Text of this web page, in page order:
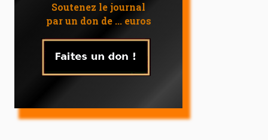
Soutenez le journal
par un don de ... euros